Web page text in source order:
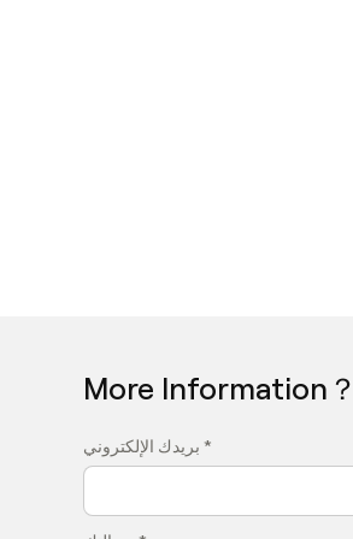
More Information？
بريدك الإلكتروني *